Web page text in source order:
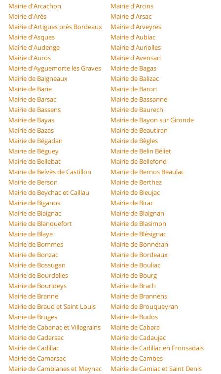
Mairie d'Arcachon
Mairie d'Arcins
Mairie d'Arès
Mairie d'Arsac
Mairie d'Artigues près Bordeaux
Mairie d'Arveyres
Mairie d'Asques
Mairie d'Aubiac
Mairie d'Audenge
Mairie d'Auriolles
Mairie d'Auros
Mairie d'Avensan
Mairie d'Ayguemorte les Graves
Mairie de Bagas
Mairie de Baigneaux
Mairie de Balizac
Mairie de Barie
Mairie de Baron
Mairie de Barsac
Mairie de Bassanne
Mairie de Bassens
Mairie de Baurech
Mairie de Bayas
Mairie de Bayon sur Gironde
Mairie de Bazas
Mairie de Beautiran
Mairie de Bégadan
Mairie de Bègles
Mairie de Béguey
Mairie de Belin Béliet
Mairie de Bellebat
Mairie de Bellefond
Mairie de Belvès de Castillon
Mairie de Bernos Beaulac
Mairie de Berson
Mairie de Berthez
Mairie de Beychac et Caillau
Mairie de Bieujac
Mairie de Biganos
Mairie de Birac
Mairie de Blaignac
Mairie de Blaignan
Mairie de Blanquefort
Mairie de Blasimon
Mairie de Blaye
Mairie de Blésignac
Mairie de Bommes
Mairie de Bonnetan
Mairie de Bonzac
Mairie de Bordeaux
Mairie de Bossugan
Mairie de Bouliac
Mairie de Bourdelles
Mairie de Bourg
Mairie de Bourideys
Mairie de Brach
Mairie de Branne
Mairie de Brannens
Mairie de Braud et Saint Louis
Mairie de Brouqueyran
Mairie de Bruges
Mairie de Budos
Mairie de Cabanac et Villagrains
Mairie de Cabara
Mairie de Cadarsac
Mairie de Cadaujac
Mairie de Cadillac
Mairie de Cadillac en Fronsadais
Mairie de Camarsac
Mairie de Cambes
Mairie de Camblanes et Meynac
Mairie de Camiac et Saint Denis